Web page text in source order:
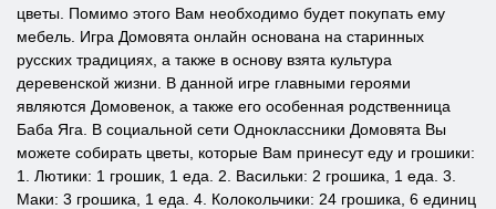
цветы. Помимо этого Вам необходимо будет покупать ему
мебель. Игра Домовята онлайн основана на старинных
русских традициях, а также в основу взята культура
деревенской жизни. В данной игре главными героями
являются Домовенок, а также его особенная родственница
Баба Яга. В социальной сети Одноклассники Домовята Вы
можете собирать цветы, которые Вам принесут еду и грошики:
1. Лютики: 1 грошик, 1 еда. 2. Васильки: 2 грошика, 1 еда. 3.
Маки: 3 грошика, 1 еда. 4. Колокольчики: 24 грошика, 6 единиц